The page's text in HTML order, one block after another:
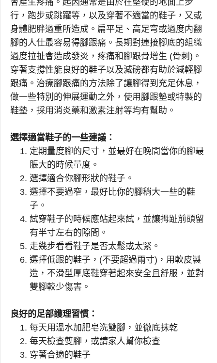
會產生疼痛。起因通常是由於在堅硬的地面上步
行，跑步或跳躍等，以及穿著不適當的鞋子，又或
身體肥胖過重所造成。扁平足、高足穹或過度内翻
腳的人仕最容易得腳跟痛。長期對連接腳底的組織
過度拉扯會造成發炎，疼痛和腳跟骨增生 (骨刺)。
穿著支撐性能良好的鞋子以及減磅都有助於減輕腳
跟痛。治療腳跟痛的方法除了讓腳得到充足休息，
做一些特別的伸展運動之外，使用腳跟墊或特製的
鞋墊，採用消炎藥和激素注射等均有幫助。
選擇適當鞋子的一些建議：
定期量度腳的尺寸，並最好在晚間當你的腳最
脹大的時候量度。
選擇適合你腳形狀的鞋子。
選擇不要過窄，最好比你的腳稍大一些的鞋
子。
試穿鞋子的時候應站起來試，並讓拇趾前頭留
有半寸左右的隙間。
走幾步看看鞋子是否太鬆或太緊。
選擇低跟的鞋子，(不要超過兩寸)，用軟皮製
造，不滑型厚底鞋穿著起來安全且舒服，並對
雙腳較少傷害。
良好的足部護理習慣：
每天用溫水加肥皂洗雙腳，並徹底抹乾
每天檢查雙腳，或請家人幫你檢查
穿著合適的鞋子